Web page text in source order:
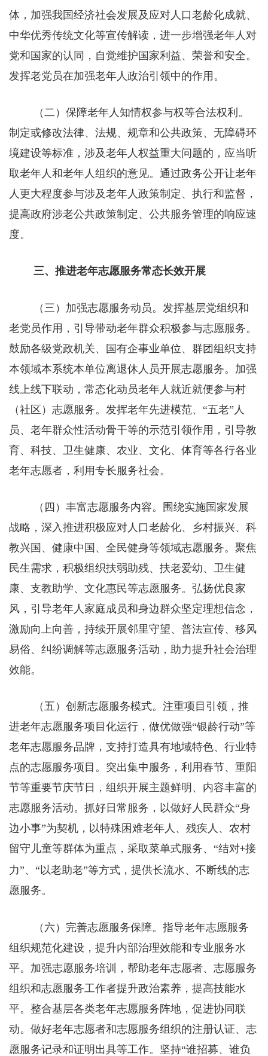
体，加强我国经济社会发展及应对人口老龄化成就、
中华优秀传统文化等宣传解读，进一步增强老年人对
党和国家的认同，自觉维护国家利益、荣誉和安全。
发挥老党员在加强老年人政治引领中的作用。
（二）保障老年人知情权参与权等合法权利。
制定或修改法律、法规、规章和公共政策、无障碍环
境建设等标准，涉及老年人权益重大问题的，应当听
取老年人和老年人组织的意见。通过政务公开让老年
人更大程度参与涉及老年人政策制定、执行和监督，
提高政府涉老公共政策制定、公共服务管理的响应速
度。
三、推进老年志愿服务常态长效开展
（三）加强志愿服务动员。发挥基层党组织和
老党员作用，引导带动老年群众积极参与志愿服务。
鼓励各级党政机关、国有企事业单位、群团组织支持
本领域本系统本单位离退休人员开展志愿服务。加强
线上线下联动，常态化动员老年人就近就便参与村
（社区）志愿服务。发挥老年先进模范、“五老”人
员、老年群众性活动骨干等的示范引领作用，引导教
育、科技、卫生健康、农业、文化、体育等各行各业
老年志愿者，利用专长服务社会。
（四）丰富志愿服务内容。围绕实施国家发展
战略，深入推进积极应对人口老龄化、乡村振兴、科
教兴国、健康中国、全民健身等领域志愿服务。聚焦
民生需求，积极组织扶弱助残、扶老爱幼、卫生健
康、支教助学、文化惠民等志愿服务。弘扬优良家
风，引导老年人家庭成员和身边群众坚定理想信念，
激励向上向善，持续开展邻里守望、普法宣传、移风
易俗、纠纷调解等志愿服务活动，助力提升社会治理
效能。
（五）创新志愿服务模式。注重项目引领，推
进老年志愿服务项目化运行，做优做强“银龄行动”等
老年志愿服务品牌，支持打造具有地域特色、行业特
点的志愿服务项目。突出集中服务，利用春节、重阳
节等重要节庆节日，组织开展主题鲜明、内容丰富的
志愿服务活动。抓好日常服务，以做好人民群众“身
边小事”为契机，以特殊困难老年人、残疾人、农村
留守儿童等群体为重点，采取菜单式服务、“结对+接
力”、“以老助老”等方式，提供长流水、不断线的志
愿服务。
（六）完善志愿服务保障。指导老年志愿服务
组织规范化建设，提升内部治理效能和专业服务水
平。加强志愿服务培训，帮助老年志愿者、志愿服务
组织和志愿服务工作者提升政治素养，提高技能水
平。整合基层各类老年志愿服务阵地，促进协同联
动。做好老年志愿者和志愿服务组织的注册认证、志
愿服务记录和证明出具等工作。坚持“谁招募、谁负